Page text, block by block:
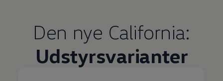
Den nye California:
Udstyrsvarianter